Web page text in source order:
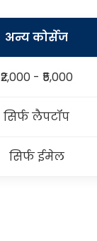
अन्य कोर्सेज
₹2,000 - ₹5,000
सिर्फ लैपटॉप
सिर्फ ईमेल